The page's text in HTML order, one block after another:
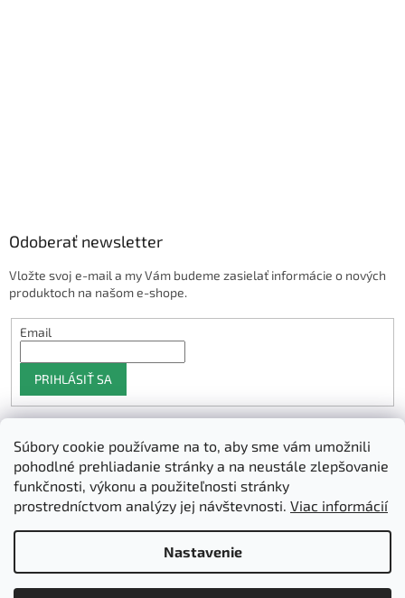
Súbory cookie používame na to, aby sme vám umožnili
pohodlné prehliadanie stránky a na neustále zlepšovanie
funkčnosti, výkonu a použiteľnosti stránky
prostredníctvom analýzy jej návštevnosti. Viac informácií
Nastavenie
Odoberať newsletter
Vložte svoj e-mail a my Vám budeme zasielať informácie o nových
produktoch na našom e-shope.
Email
PRIHLÁSIŤ SA
Shoptet.sk